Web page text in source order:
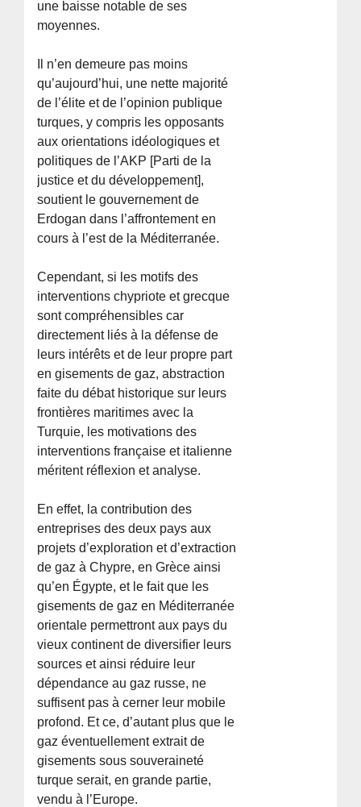
une baisse notable de ses
moyennes.
Il n’en demeure pas moins
qu’aujourd’hui, une nette majorité
de l’élite et de l’opinion publique
turques, y compris les opposants
aux orientations idéologiques et
politiques de l’AKP [Parti de la
justice et du développement],
soutient le gouvernement de
Erdogan dans l’affrontement en
cours à l’est de la Méditerranée.
Cependant, si les motifs des
interventions chypriote et grecque
sont compréhensibles car
directement liés à la défense de
leurs intérêts et de leur propre part
en gisements de gaz, abstraction
faite du débat historique sur leurs
frontières maritimes avec la
Turquie, les motivations des
interventions française et italienne
méritent réflexion et analyse.
En effet, la contribution des
entreprises des deux pays aux
projets d’exploration et d’extraction
de gaz à Chypre, en Grèce ainsi
qu’en Égypte, et le fait que les
gisements de gaz en Méditerranée
orientale permettront aux pays du
vieux continent de diversifier leurs
sources et ainsi réduire leur
dépendance au gaz russe, ne
suffisent pas à cerner leur mobile
profond. Et ce, d’autant plus que le
gaz éventuellement extrait de
gisements sous souveraineté
turque serait, en grande partie,
vendu à l’Europe.